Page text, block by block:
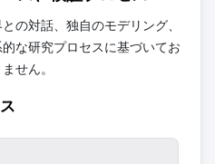
の対話、独自のモデリング、
な研究プロセスに基づいてお
せん。